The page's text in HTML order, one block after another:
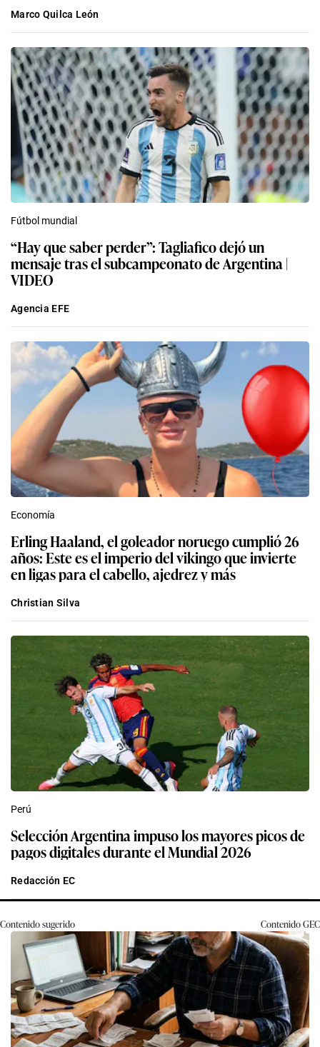
Marco Quilca León
Fútbol mundial
“Hay que saber perder”: Tagliafico dejó un
mensaje tras el subcampeonato de Argentina |
VIDEO
Agencia EFE
Economía
Erling Haaland, el goleador noruego cumplió 26
años: Este es el imperio del vikingo que invierte
en ligas para el cabello, ajedrez y más
Christian Silva
Perú
Selección Argentina impuso los mayores picos de
pagos digitales durante el Mundial 2026
Redacción EC
Contenido sugerido ContenidoGEC